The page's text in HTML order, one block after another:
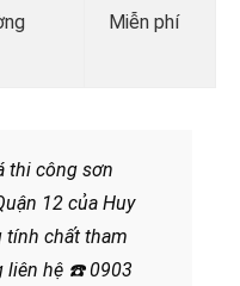
Miễn phí
thi công sơn
12 của Huy
tính chất tham
liên hệ ☎️0903